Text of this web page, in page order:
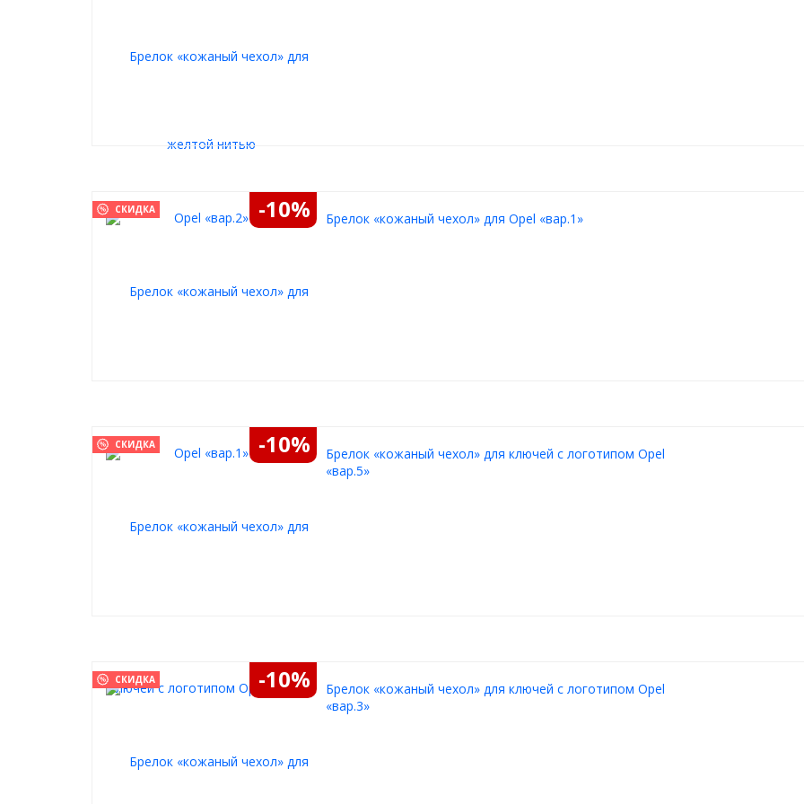
СКИДКА -10% Брелок «кожаный чехол» для Opel «вар.1»
СКИДКА -10%
Брелок «кожаный чехол» для ключей с логотипом Opel
«вар.5»
СКИДКА -10%
Брелок «кожаный чехол» для ключей с логотипом Opel
«вар.3»